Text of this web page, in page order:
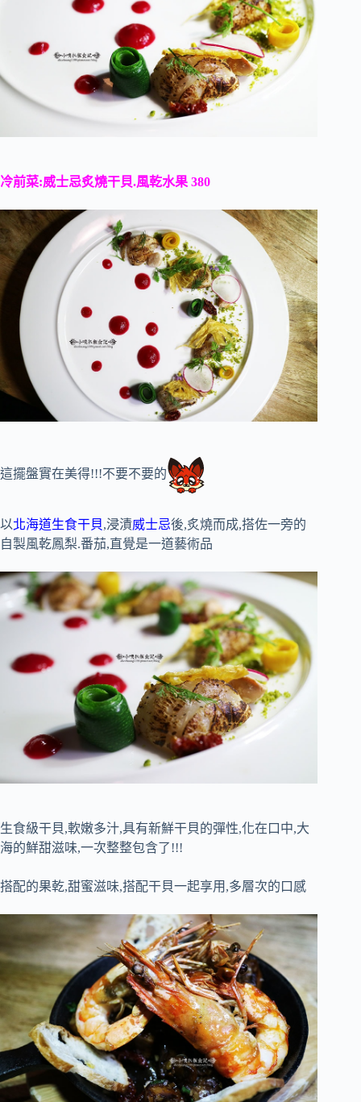
冷前菜:威士忌炙燒干貝.風乾水果 380
這擺盤實在美得!!!不要不要的
以北海道生食干貝,浸漬威士忌後,炙燒而成,搭佐一旁的
自製風乾鳳梨.番茄,直覺是一道藝術品
生食級干貝,軟嫩多汁,具有新鮮干貝的彈性,化在口中,大
海的鮮甜滋味,一次整整包含了!!!
搭配的果乾,甜蜜滋味,搭配干貝一起享用,多層次的口感